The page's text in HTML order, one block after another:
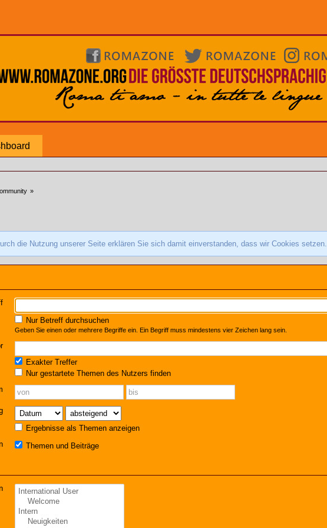
»
die Nutzung unserer Seite erklären Sie sich damit einverstanden, dass wir Cookies setzen.
Nur Betreff durchsuchen
Geben Sie einen oder mehrere Begriffe ein. Ein Begriff muss mindestens vier Zeichen lang sein.
Exakter Treffer
Nur gestartete Themen des Nutzers finden
Ergebnisse als Themen anzeigen
Themen und Beiträge